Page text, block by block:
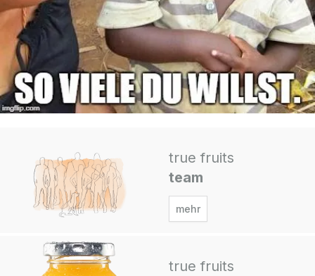
true fruits
team
mehr
true fruits